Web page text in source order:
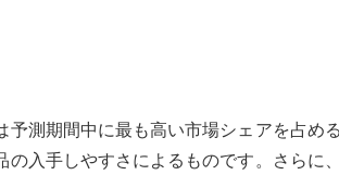
測期間中に最も高い市場シェアを占め
の入手しやすさによるものです。さらに